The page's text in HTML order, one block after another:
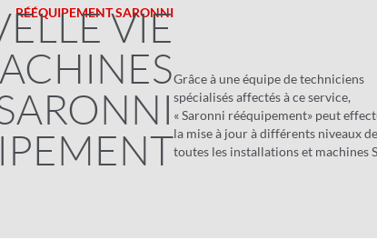
RÉÉQUIPEMENT SARONNI
VIE
Grâce à une équipe de techniciens
spécialisés affectés à ce service,
« Saronni rééquipement» peut
la mise à jour à différents niveaux de
toutes les installations et machines